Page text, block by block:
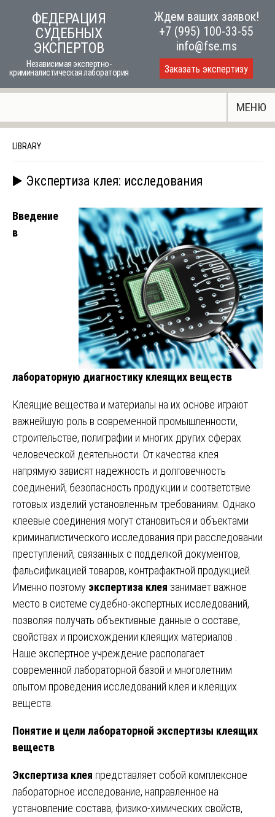
ФЕДЕРАЦИЯ
СУДЕБНЫХ
ЭКСПЕРТОВ
Независимая экспертно-
криминалистическая лаборатория
Ждем ваших заявок!
+7 (995) 100-33-55
info@fse.ms
Заказать экспертизу
МЕНЮ
LIBRARY
▶️ Экспертиза клея: исследования
Введение
в
лабораторную диагностику клеящих веществ
Клеящие вещества и материалы на их основе играют
важнейшую роль в современной промышленности,
строительстве, полиграфии и многих других сферах
человеческой деятельности. От качества клея
напрямую зависят надежность и долговечность
соединений, безопасность продукции и соответствие
готовых изделий установленным требованиям. Однако
клеевые соединения могут становиться и объектами
криминалистического исследования при расследовании
преступлений, связанных с подделкой документов,
фальсификацией товаров, контрафактной продукцией.
Именно поэтому экспертиза клея занимает важное
место в системе судебно-экспертных исследований,
позволяя получать объективные данные о составе,
свойствах и происхождении клеящих материалов .
Наше экспертное учреждение располагает
современной лабораторной базой и многолетним
опытом проведения исследований клея и клеящих
веществ.
Понятие и цели лабораторной экспертизы клеящих
веществ
Экспертиза клея представляет собой комплексное
лабораторное исследование, направленное на
установление состава, физико-химических свойств,